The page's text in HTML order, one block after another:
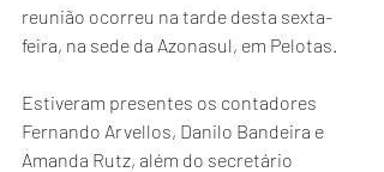
reunião ocorreu na tarde desta sexta-
feira, na sede da Azonasul, em Pelotas.
Estiveram presentes os contadores
Fernando Arvellos, Danilo Bandeira e
Amanda Rutz, além do secretário